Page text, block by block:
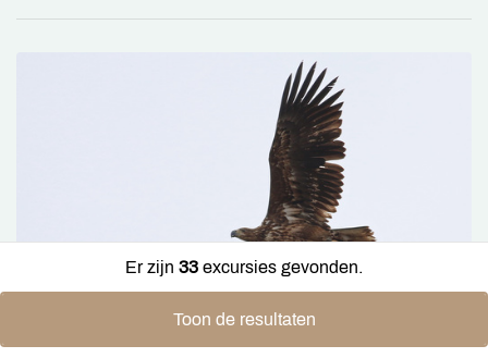
Er zijn 33 excursies gevonden.
Toon de resultaten